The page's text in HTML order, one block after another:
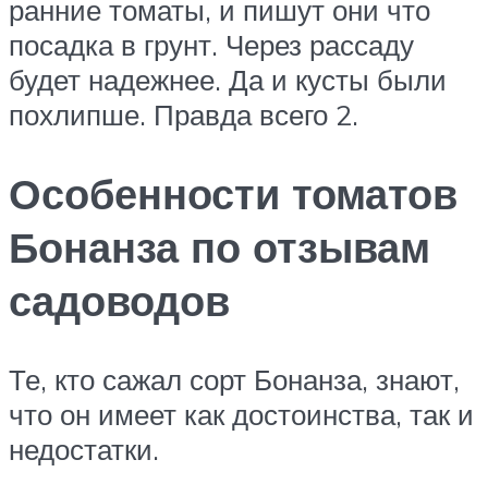
ранние томаты, и пишут они что
посадка в грунт. Через рассаду
будет надежнее. Да и кусты были
похлипше. Правда всего 2.
Особенности томатов
Бонанза по отзывам
садоводов
Те, кто сажал сорт Бонанза, знают,
что он имеет как достоинства, так и
недостатки.